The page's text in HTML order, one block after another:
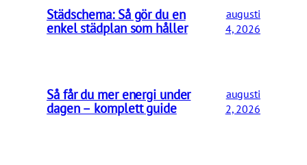
Städschema: Så gör du en
enkel städplan som håller
augusti
4, 2026
Så får du mer energi under
dagen – komplett guide
augusti
2, 2026